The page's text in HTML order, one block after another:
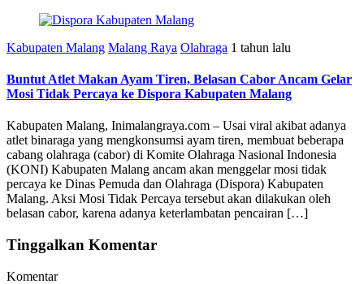
Kabupaten Malang Malang Raya Olahraga 1 tahun lalu
Buntut Atlet Makan Ayam Tiren, Belasan Cabor Ancam Gelar
Mosi Tidak Percaya ke Dispora Kabupaten Malang
Kabupaten Malang, Inimalangraya.com – Usai viral akibat adanya
atlet binaraga yang mengkonsumsi ayam tiren, membuat beberapa
cabang olahraga (cabor) di Komite Olahraga Nasional Indonesia
(KONI) Kabupaten Malang ancam akan menggelar mosi tidak
percaya ke Dinas Pemuda dan Olahraga (Dispora) Kabupaten
Malang. Aksi Mosi Tidak Percaya tersebut akan dilakukan oleh
belasan cabor, karena adanya keterlambatan pencairan […]
Tinggalkan Komentar
Komentar